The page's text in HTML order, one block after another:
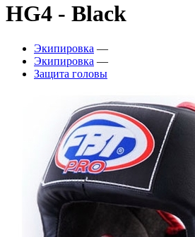
HG4 - Black
Экипировка —
Экипировка —
Защита головы